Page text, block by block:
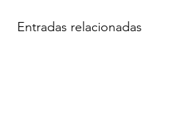
Entradas relacionadas